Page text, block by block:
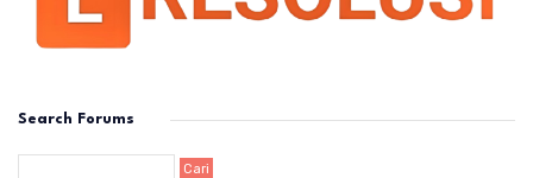
Search Forums